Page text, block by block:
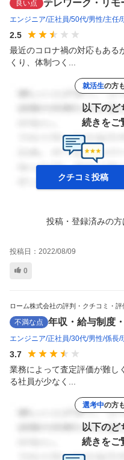
良い点 テレワーク・リモ
エンジニア 正社員 50代 男性 主任
2.5
最近のコロナ禍の対応もある
くり、体制つく...
就活生の方
以下のど
続きをご
クチコミ投稿
投稿・登録済みの方
投稿日： 2022/08/09
0
ローム株式会社の評判・クチコミ・評
不満な点 年収・給与制度
エンジニア 正社員 30代 男性 係長
3.7
業務によって査定評価が難し
る社員が少なく...
選考中の方
以下のど
続きをご